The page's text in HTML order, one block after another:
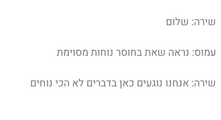
שירה: שלום
עמוס: נראה שאת בחוסר נוחות מסוימת
שירה: אנחנו נוגעים כאן בדברים לא הכי נוחים